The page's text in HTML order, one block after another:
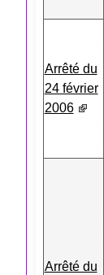
Arrêté du
24 février
2006
Arrêté du